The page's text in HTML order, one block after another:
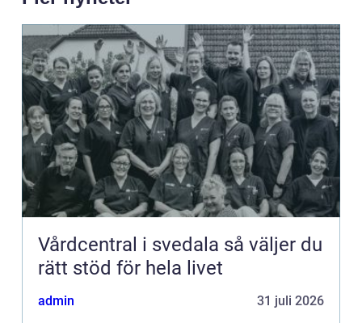
Vårdcentral i svedala så väljer du
rätt stöd för hela livet
admin 31 juli 2026